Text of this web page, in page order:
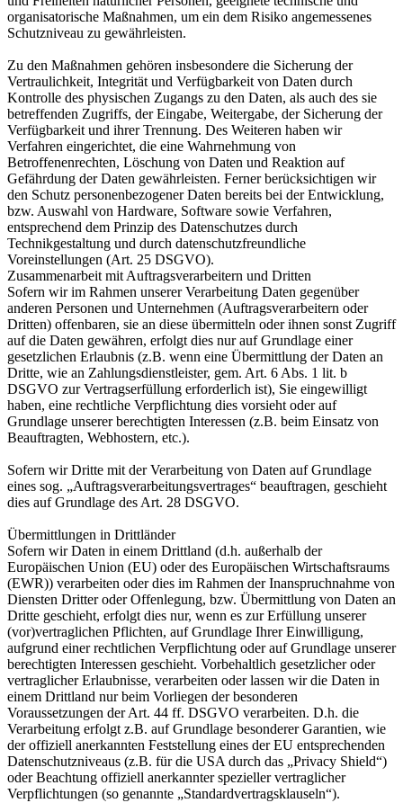
organisatorische Maßnahmen, um ein dem Risiko angemessenes
Schutzniveau zu gewährleisten.
Zu den Maßnahmen gehören insbesondere die Sicherung der
Vertraulichkeit, Integrität und Verfügbarkeit von Daten durch
Kontrolle des physischen Zugangs zu den Daten, als auch des sie
betreffenden Zugriffs, der Eingabe, Weitergabe, der Sicherung der
Verfügbarkeit und ihrer Trennung. Des Weiteren haben wir
Verfahren eingerichtet, die eine Wahrnehmung von
Betroffenenrechten, Löschung von Daten und Reaktion auf
Gefährdung der Daten gewährleisten. Ferner berücksichtigen wir
den Schutz personenbezogener Daten bereits bei der Entwicklung,
bzw. Auswahl von Hardware, Software sowie Verfahren,
entsprechend dem Prinzip des Datenschutzes durch
Technikgestaltung und durch datenschutzfreundliche
Voreinstellungen (Art. 25 DSGVO).
Zusammenarbeit mit Auftragsverarbeitern und Dritten
Sofern wir im Rahmen unserer Verarbeitung Daten gegenüber
anderen Personen und Unternehmen (Auftragsverarbeitern oder
Dritten) offenbaren, sie an diese übermitteln oder ihnen sonst Zugriff
auf die Daten gewähren, erfolgt dies nur auf Grundlage einer
gesetzlichen Erlaubnis (z.B. wenn eine Übermittlung der Daten an
Dritte, wie an Zahlungsdienstleister, gem. Art. 6 Abs. 1 lit. b
DSGVO zur Vertragserfüllung erforderlich ist), Sie eingewilligt
haben, eine rechtliche Verpflichtung dies vorsieht oder auf
Grundlage unserer berechtigten Interessen (z.B. beim Einsatz von
Beauftragten, Webhostern, etc.).
Sofern wir Dritte mit der Verarbeitung von Daten auf Grundlage
eines sog. „Auftragsverarbeitungsvertrages“ beauftragen, geschieht
dies auf Grundlage des Art. 28 DSGVO.
Übermittlungen in Drittländer
Sofern wir Daten in einem Drittland (d.h. außerhalb der
Europäischen Union (EU) oder des Europäischen Wirtschaftsraums
(EWR)) verarbeiten oder dies im Rahmen der Inanspruchnahme von
Diensten Dritter oder Offenlegung, bzw. Übermittlung von Daten an
Dritte geschieht, erfolgt dies nur, wenn es zur Erfüllung unserer
(vor)vertraglichen Pflichten, auf Grundlage Ihrer Einwilligung,
aufgrund einer rechtlichen Verpflichtung oder auf Grundlage unserer
berechtigten Interessen geschieht. Vorbehaltlich gesetzlicher oder
vertraglicher Erlaubnisse, verarbeiten oder lassen wir die Daten in
einem Drittland nur beim Vorliegen der besonderen
Voraussetzungen der Art. 44 ff. DSGVO verarbeiten. D.h. die
Verarbeitung erfolgt z.B. auf Grundlage besonderer Garantien, wie
der offiziell anerkannten Feststellung eines der EU entsprechenden
Datenschutzniveaus (z.B. für die USA durch das „Privacy Shield“)
oder Beachtung offiziell anerkannter spezieller vertraglicher
Verpflichtungen (so genannte „Standardvertragsklauseln“).